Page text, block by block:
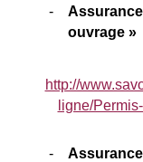
ouvrage »
http://
ligne/